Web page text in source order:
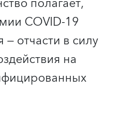
COVID-19
— отчасти в силу
на